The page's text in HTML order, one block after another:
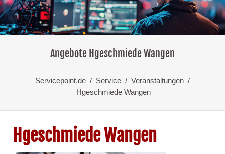
Angebote Hgeschmiede Wangen
Servicepoint.de Service
Veranstaltungen
Hgeschmiede Wangen
Hgeschmiede Wangen